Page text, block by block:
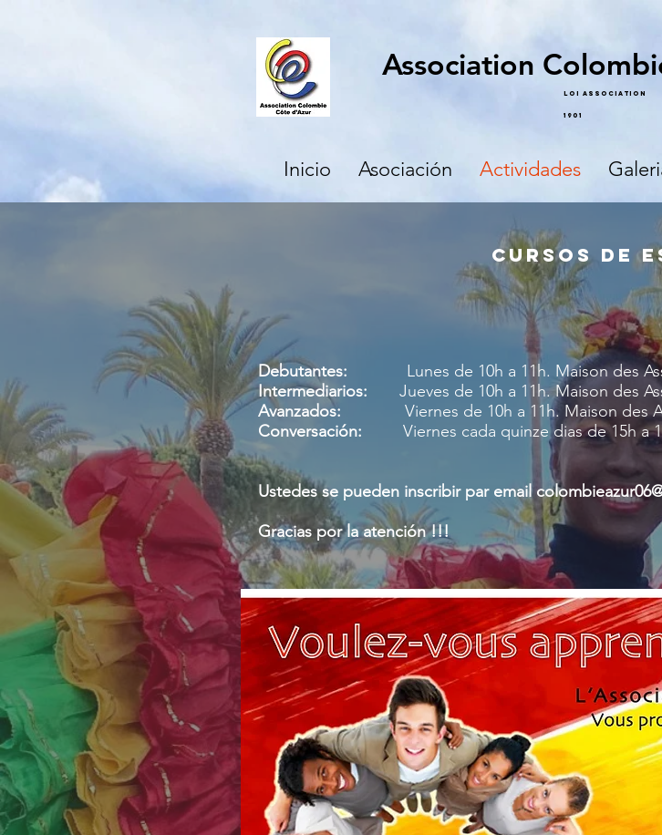
Association
Loi Association
1901
Inicio Asociación Actividades
CURSOS DE
Debutantes:
Lunes de 10h a 11h. Maison
Intermediarios:
Jueves de 10h a 11h. Maison des
Avanzados:
Viernes de 10h a 11h. Maison des
Conversación: Viernes cada quinze dias de 15h a
Ustedes se pueden inscribir par email
Gracias por la atención !!!